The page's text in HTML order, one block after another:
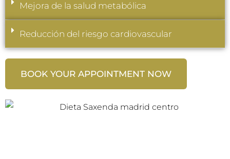
Mejora de la salud metabólica
Reducción del riesgo cardiovascular
BOOK YOUR APPOINTMENT NOW